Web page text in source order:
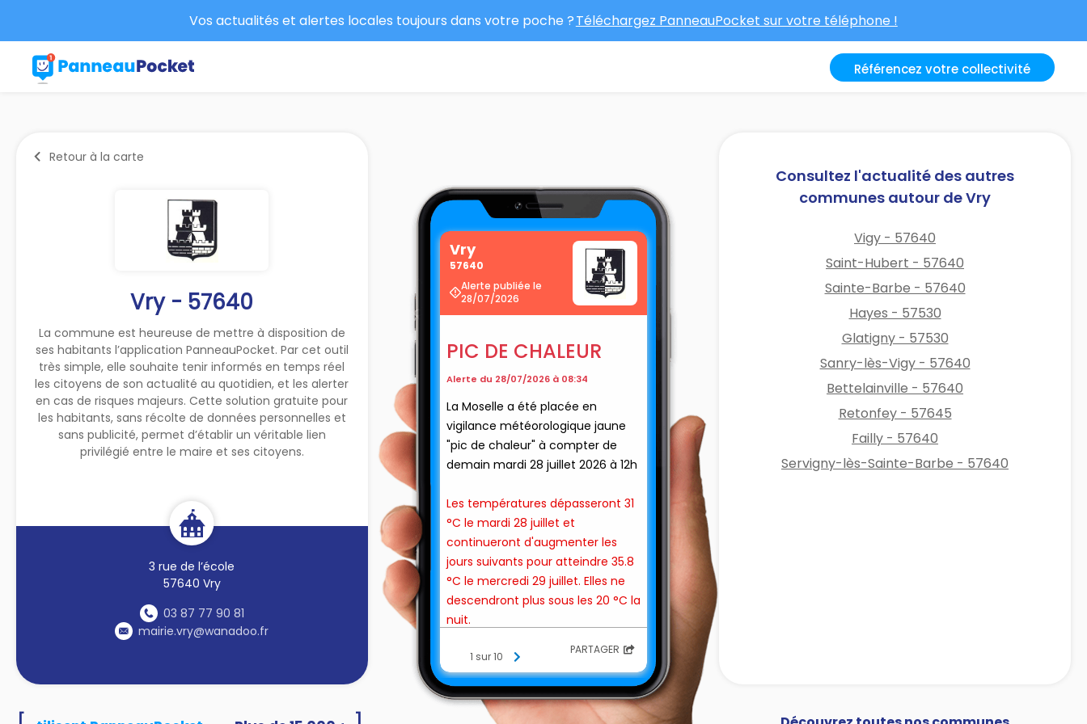
Vos actualités et alertes locales toujours dans votre poche ?Téléchargez PanneauPocket sur votre téléphone !
Référencez votre collectivité
Retour à la carte
Vry - 57640
La commune est heureuse de mettre à disposition de
ses habitants l’application PanneauPocket. Par cet outil
très simple, elle souhaite tenir informés en temps réel
les citoyens de son actualité au quotidien, et les alerter
en cas de risques majeurs. Cette solution gratuite pour
les habitants, sans récolte de données personnelles et
sans publicité, permet d’établir un véritable lien
privilégié entre le maire et ses citoyens.
3 rue de l’école
57640 Vry
03 87 77 90 81
mairie.vry@wanadoo.fr
Vry
57640
Alerte publiée le
28/07/2026
PIC DE CHALEUR
Alerte du 28/07/2026 à 08:34
La Moselle a été placée en
vigilance météorologique jaune
"pic de chaleur" à compter de
demain mardi 28 juillet 2026 à 12h
Les températures dépasseront 31
°C le mardi 28 juillet et
continueront d'augmenter les
jours suivants pour atteindre 35.8
°C le mercredi 29 juillet. Elles ne
descendront plus sous les 20 °C la
nuit.
Il est fortement recommandé,
même si l'on se sent en bonne
forme, de :
- Protéger sa peau et sa tête du
1 sur 10 PARTAGER
Consultez l'actualité des autres
communes autour de Vry
Vigy - 57640
Saint-Hubert - 57640
Sainte-Barbe - 57640
Hayes - 57530
Glatigny - 57530
Sanry-lès-Vigy - 57640
Bettelainville - 57640
Retonfey - 57645
Failly - 57640
Servigny-lès-Sainte-Barbe - 57640